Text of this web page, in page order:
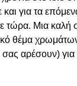
και για τα
τώρα. Μια καλή
θέμα
αρέσουν) για